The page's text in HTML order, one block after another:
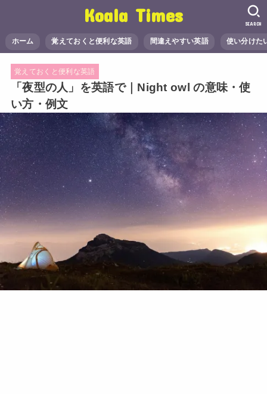
Koala Times
ホーム 覚えておくと便利な英語 間違えやすい英語 使い分けた
SEARCH
覚えておくと便利な英語
「夜型の人」を英語で｜Night owl の意味・使
い方・例文